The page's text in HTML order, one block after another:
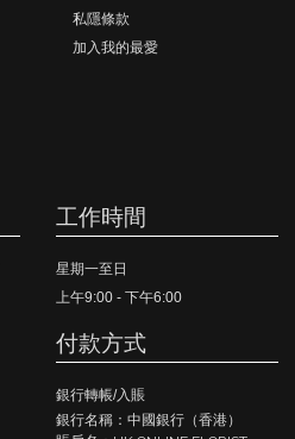
私隱條款
加入我的最愛
工作時間
星期一至日
上午9:00 - 下午6:00
付款方式
銀行轉帳/入賬
銀行名稱：中國銀行（香港）